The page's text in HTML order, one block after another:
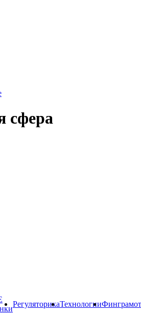
сфера
РегуляторикаТехнологии